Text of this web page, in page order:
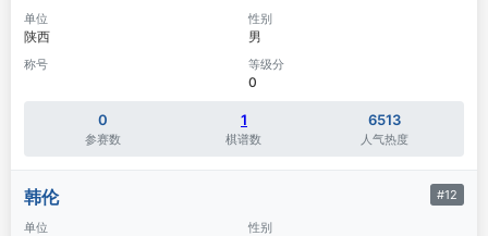
单位
陕西
性别
男
称号 等级分
0
0
参赛数
1
棋谱数
6513
人气热度
韩伦 #12
单位 性别